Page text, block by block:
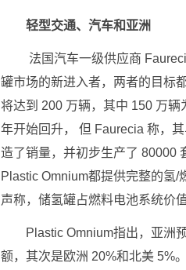
轻型交通、汽车和亚洲
法国汽车一级供应商
罐市场的新进入者，两者的目标
将达到 200 万辆，其中 150 万
年开始回升， 但 Faurecia 称，
造了销量，并初步生产了 80000
Plastic Omnium都提供完整的氢/
声称，储氢罐占燃料电池系统价
Plastic Omnium指出，亚洲
额，其次是欧洲 20%和北美 5%